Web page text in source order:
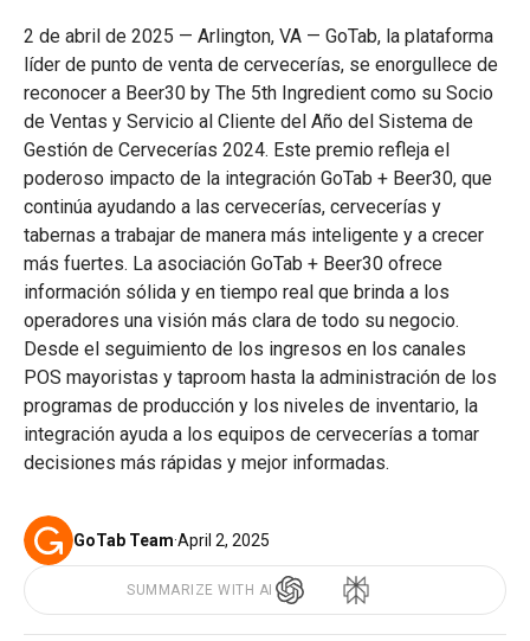
2 de abril de 2025 — Arlington, VA — GoTab, la plataforma
líder de punto de venta de cervecerías, se enorgullece de
reconocer a Beer30 by The 5th Ingredient como su Socio
de Ventas y Servicio al Cliente del Año del Sistema de
Gestión de Cervecerías 2024. Este premio refleja el
poderoso impacto de la integración GoTab + Beer30, que
continúa ayudando a las cervecerías, cervecerías y
tabernas a trabajar de manera más inteligente y a crecer
más fuertes. La asociación GoTab + Beer30 ofrece
información sólida y en tiempo real que brinda a los
operadores una visión más clara de todo su negocio.
Desde el seguimiento de los ingresos en los canales
POS mayoristas y taproom hasta la administración de los
programas de producción y los niveles de inventario, la
integración ayuda a los equipos de cervecerías a tomar
decisiones más rápidas y mejor informadas.
GoTab Team·April 2, 2025
SUMMARIZE WITH AI